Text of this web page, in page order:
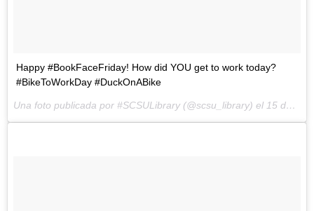
Happy #BookFaceFriday! How did YOU get to work today?
#BikeToWorkDay #DuckOnABike
Una foto publicada por #SCSULibrary (@scsu_library) el 15 de May de 2015 a la(s) 6:46 PDT